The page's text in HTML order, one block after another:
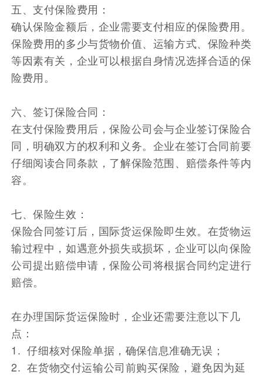
五、支付保险费用：
确认保险金额后，企业需要支付相应的保险费用。
保险费用的多少与货物价值、运输方式、保险种类
等因素有关，企业可以根据自身情况选择合适的保
险费用。
六、签订保险合同：
在支付保险费用后，保险公司会与企业签订保险合
同，明确双方的权利和义务。企业在签订合同前要
仔细阅读合同条款，了解保险范围、赔偿条件等内
容。
七、保险生效：
保险合同签订后，国际货运保险即生效。在货物运
输过程中，如遇意外损失或损坏，企业可以向保险
公司提出赔偿申请，保险公司将根据合同约定进行
赔偿。
在办理国际货运保险时，企业还需要注意以下几
点：
1. 仔细核对保险单据，确保信息准确无误；
2. 在货物交付运输公司前购买保险，避免因为延